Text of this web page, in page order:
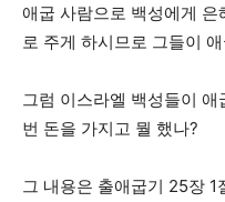
애굽 사람으로 백성에게
로 주게 하시므로 그들이
그럼 이스라엘 백성들이
번 돈을 가지고 뭘 했나?
그 내용은 출애굽기 25장